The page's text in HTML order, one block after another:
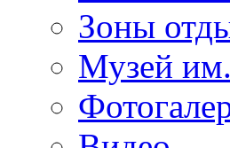
Зоны
Музей